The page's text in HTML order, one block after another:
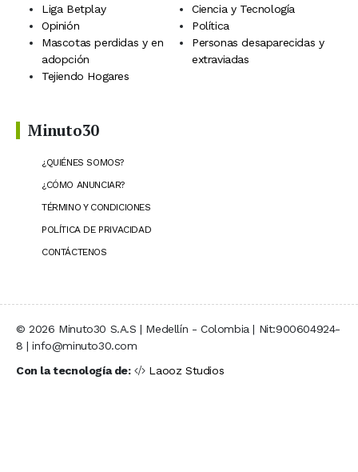
Liga Betplay
Ciencia y Tecnología
Opinión
Política
Mascotas perdidas y en
adopción
Personas desaparecidas y
extraviadas
Tejiendo Hogares
Minuto30
¿QUIÉNES SOMOS?
¿CÓMO ANUNCIAR?
TÉRMINO Y CONDICIONES
POLÍTICA DE PRIVACIDAD
CONTÁCTENOS
© 2026 Minuto30 S.A.S | Medellín - Colombia | Nit:900604924-
8 | info@minuto30.com
Con la tecnología de:
Laooz Studios